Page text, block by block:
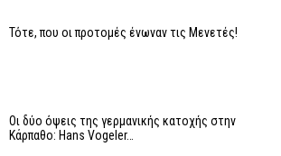
Τότε, που οι προτομές ένωναν τις Μενετές!
Οι δύο όψεις της γερμανικής κατοχής στην
Κάρπαθο: Hans Vogeler…